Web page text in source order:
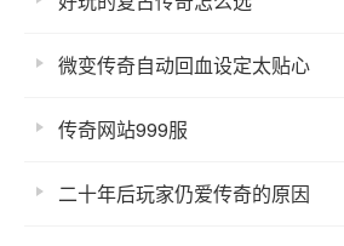
微变传奇自动回血设定太贴心
传奇网站999服
二十年后玩家仍爱传奇的原因